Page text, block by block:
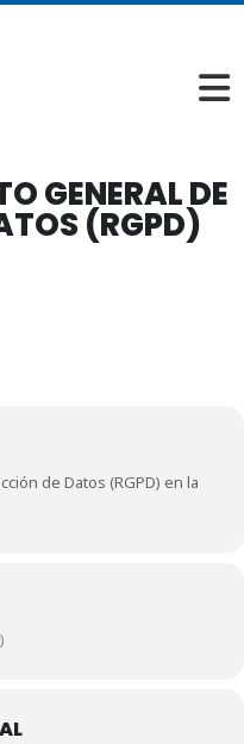
GENERAL DE
(RGPD)
de Datos (RGPD) en la